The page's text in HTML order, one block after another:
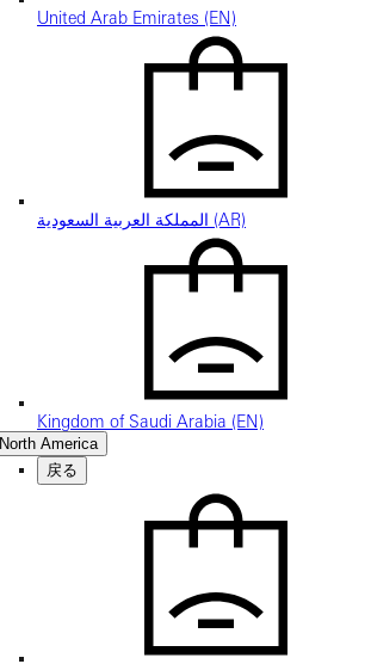
United Arab Emirates (EN)
المملكة العربية السعودية (AR)
Kingdom of Saudi Arabia (EN)
North America
戻る